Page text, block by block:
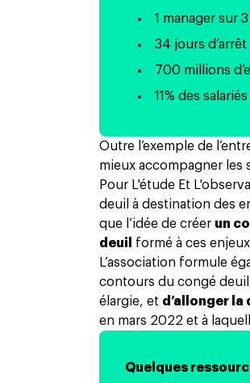
1 manager sur
34 jours
700 millions
11% des
Outre l’exemple de
mieux accompagner les
Pour L'étude Et
deuil à destination des
que l’idée de créer un
deuil
formé à ces
L’association formule
contours du congé
élargie, et d’allonger la
en mars 2022 et à
Quelques